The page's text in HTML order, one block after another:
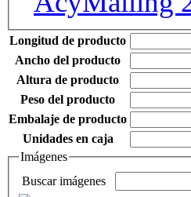
Longitud de producto
Ancho del producto
Altura de producto
Peso del producto
Embalaje de producto
Unidades en caja
Imágenes
Buscar imágenes